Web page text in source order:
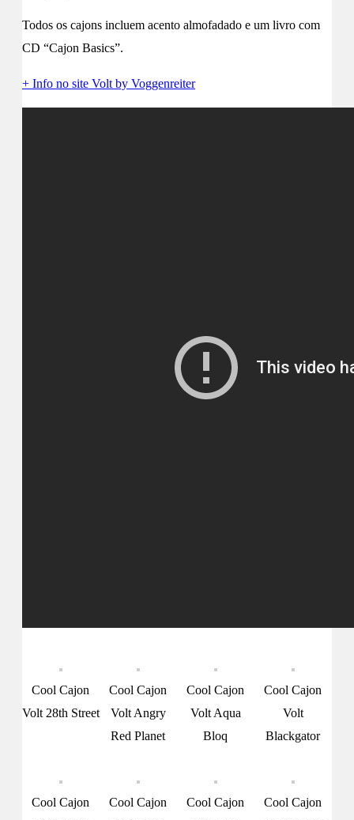
Todos os cajons incluem acento almofadado e um livro com
CD “Cajon Basics”.
+ Info no site Volt by Voggenreiter
Cool Cajon
Volt 28th Street
Cool Cajon
Volt Angry
Red Planet
Cool Cajon
Volt Aqua
Bloq
Cool Cajon
Volt
Blackgator
Cool Cajon
Cool Cajon
Cool Cajon
Cool Cajon